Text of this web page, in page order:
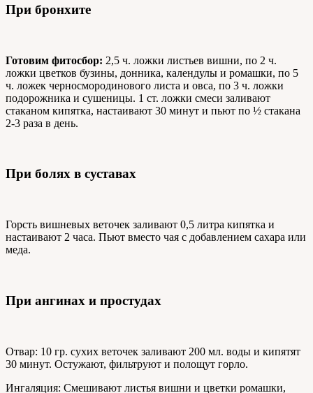
При бронхите
Готовим фитосбор: 2,5 ч. ложки листьев вишни, по 2 ч.
ложки цветков бузины, донника, календулы и ромашки, по 5
ч. ложек черносмородинового листа и овса, по 3 ч. ложки
подорожника и сушеницы. 1 ст. ложки смеси заливают
стаканом кипятка, настаивают 30 минут и пьют по ½ стакана
2-3 раза в день.
При болях в суставах
Горсть вишневых веточек заливают 0,5 литра кипятка и
настаивают 2 часа. Пьют вместо чая с добавлением сахара или
меда.
При ангинах и простудах
Отвар: 10 гр. сухих веточек заливают 200 мл. воды и кипятят
30 минут. Остужают, фильтруют и полощут горло.
Ингаляция: Смешивают листья вишни и цветки ромашки,